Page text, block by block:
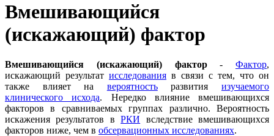
Вмешивающийся
(искажающий) фактор
Вмешивающийся (искажающий) фактор- Фактор,
искажающий результат исследования в связи с тем, что он
также влияет на вероятностьразвитияизучаемого
клинического исхода. Нередко влияние вмешивающихся
факторов в сравниваемых группах различно. Вероятность
искажения результатов вРКИ вследствие вмешивающихся
факторов ниже, чем в обсервационных исследованиях.